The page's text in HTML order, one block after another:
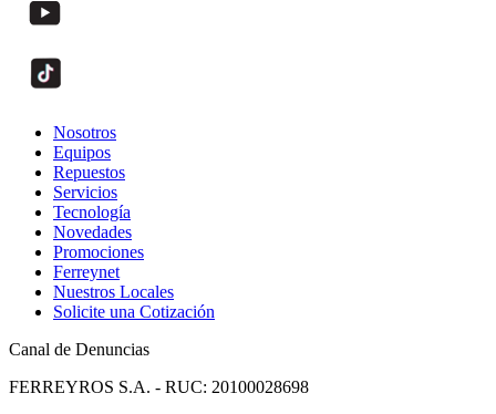
Nosotros
Equipos
Repuestos
Servicios
Tecnología
Novedades
Promociones
Ferreynet
Nuestros Locales
Solicite una Cotización
Canal de Denuncias
FERREYROS S.A. - RUC: 20100028698